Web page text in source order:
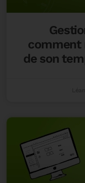
comment
de son